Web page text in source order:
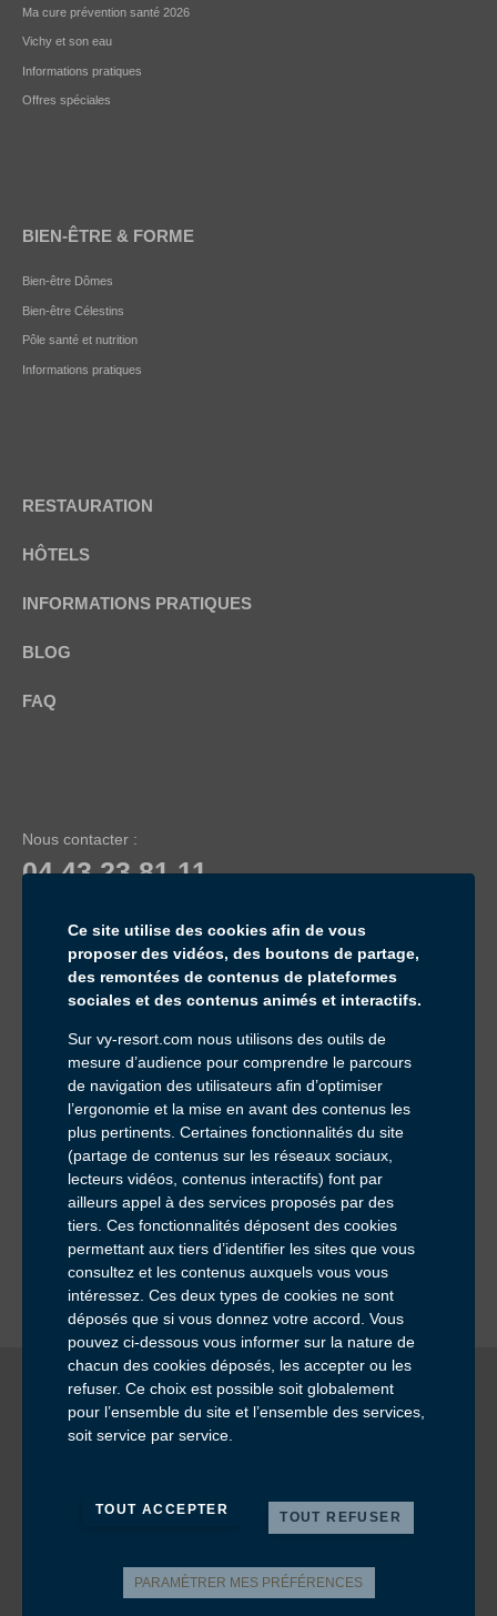
Ma cure prévention santé 2026
Vichy et son eau
Informations pratiques
Offres spéciales
BIEN-ÊTRE & FORME
Bien-être Dômes
Bien-être Célestins
Pôle santé et nutrition
Informations pratiques
RESTAURATION
HÔTELS
INFORMATIONS PRATIQUES
BLOG
FAQ
Nous contacter :
04 43 23 81 11
Inscrivez-vous à notre newsletter :
Email *
Pour ne rien manquer de nos offres et actualités
Consultation du site internet et RGPD
Mentions Légales
Assurances
Données personnelles
Ce site utilise des cookies afin de vous
proposer des vidéos, des boutons de partage,
des remontées de contenus de plateformes
sociales et des contenus animés et interactifs.
Sur vy-resort.com nous utilisons des outils de
mesure d’audience pour comprendre le parcours
de navigation des utilisateurs afin d’optimiser
l’ergonomie et la mise en avant des contenus les
plus pertinents. Certaines fonctionnalités du site
(partage de contenus sur les réseaux sociaux,
lecteurs vidéos, contenus interactifs) font par
ailleurs appel à des services proposés par des
tiers. Ces fonctionnalités déposent des cookies
permettant aux tiers d’identifier les sites que vous
consultez et les contenus auxquels vous vous
intéressez. Ces deux types de cookies ne sont
déposés que si vous donnez votre accord. Vous
pouvez ci-dessous vous informer sur la nature de
chacun des cookies déposés, les accepter ou les
refuser. Ce choix est possible soit globalement
pour l’ensemble du site et l’ensemble des services,
soit service par service.
TOUT ACCEPTER TOUT REFUSER
PARAMÈTRER MES PRÉFÉRENCES